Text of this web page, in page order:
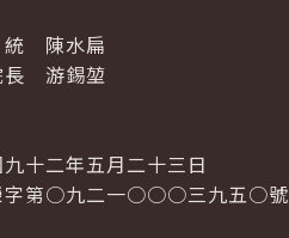
水扁
長 游錫堃
十二年五月二十三日
字第○九二一○○○三九五○號